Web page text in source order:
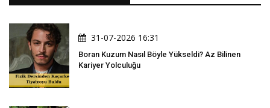
31-07-2026 16:31
Boran Kuzum Nasıl Böyle Yükseldi? Az Bilinen
Kariyer Yolculuğu